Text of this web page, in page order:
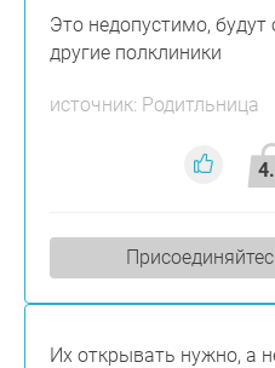
Это недопустимо,
другие полклиники
источник: Родитльница
Их открывать нужно, а